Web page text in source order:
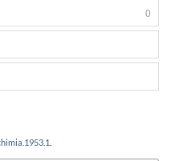
0